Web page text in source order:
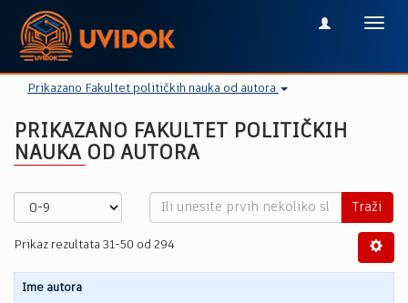
Prikazano Fakultet političkih nauka od autora
PRIKAZANO FAKULTET POLITIČKIH
NAUKA OD AUTORA
Traži
Prikaz rezultata 31-50 od 294
Ime autora